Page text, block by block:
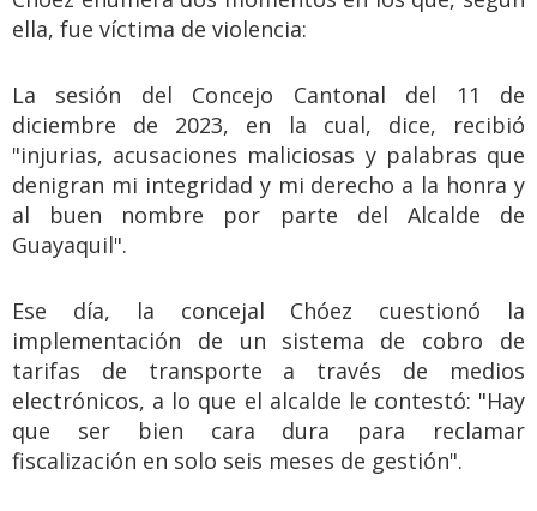
ella, fue víctima de violencia:
La sesión del Concejo Cantonal del 11 de
diciembre de 2023, en la cual, dice, recibió
"injurias, acusaciones maliciosas y palabras que
denigran mi integridad y mi derecho a la honra y
al buen nombre por parte del Alcalde de
Guayaquil".
Ese día, la concejal Chóez cuestionó la
implementación de un sistema de cobro de
tarifas de transporte a través de medios
electrónicos, a lo que el alcalde le contestó: "Hay
que ser bien cara dura para reclamar
fiscalización en solo seis meses de gestión".